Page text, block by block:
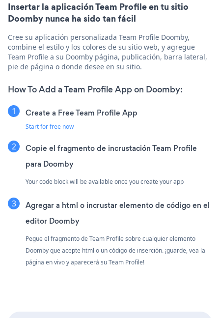
Insertar la aplicación Team Profile en tu sitio
Doomby nunca ha sido tan fácil
Cree su aplicación personalizada Team Profile Doomby,
combine el estilo y los colores de su sitio web, y agregue
Team Profile a su Doomby página, publicación, barra lateral,
pie de página o donde desee en su sitio.
How To Add a Team Profile App on Doomby:
Create a Free Team Profile App
Start for free now
Copie el fragmento de incrustación Team Profile
para Doomby
Your code block will be available once you create your app
Agregar a html o incrustar elemento de código en el
editor Doomby
Pegue el fragmento de Team Profile sobre cualquier elemento
Doomby que acepte html o un código de inserción. ¡guarde, vea la
página en vivo y aparecerá su Team Profile!